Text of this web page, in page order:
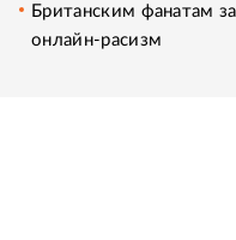
Британским фанатам
онлайн-расизм